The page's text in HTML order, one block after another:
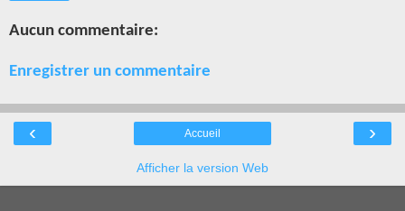
Aucun commentaire:
Enregistrer un commentaire
‹ ›
Accueil
Afficher la version Web